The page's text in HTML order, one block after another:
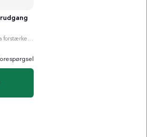
Få linieudgange til ekstra forstærker i din Seat Mii